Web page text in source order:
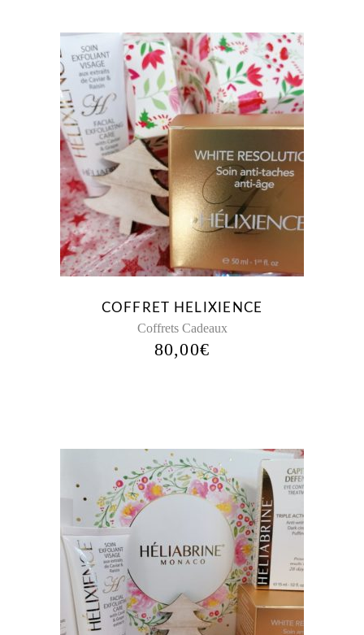
COFFRET HELIXIENCE
Coffrets Cadeaux
80,00€